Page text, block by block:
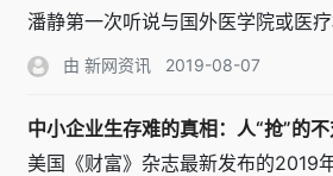
潘静第一次听说与国外医学院或医
由 新网资讯 2019-08-07
中小企业生存难的真相：人“抢”的
美国《财富》杂志最新发布的2019